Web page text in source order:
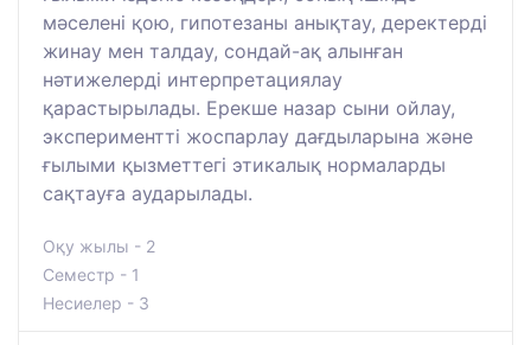
мәселені қою, гипотезаны анықтау, деректерді
жинау мен талдау, сондай-ақ алынған
нәтижелерді интерпретациялау
қарастырылады. Ерекше назар сыни ойлау,
экспериментті жоспарлау дағдыларына және
ғылыми қызметтегі этикалық нормаларды
сақтауға аударылады.
Оқу жылы - 2
Семестр - 1
Несиелер - 3